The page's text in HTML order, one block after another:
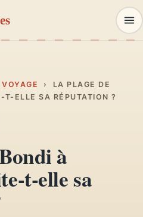
de voyage
trips, itinéraires
en France
Paris, Marseille…
› LA PLAGE DE
T-ELLE SA RÉPUTATION ?
à
t-elle sa